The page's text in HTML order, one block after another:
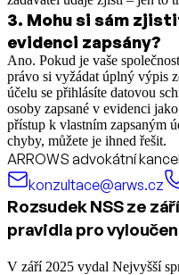
3. Mohu si sám
evidenci zapsány?
Ano. Pokud je vaše
právo si vyžádat úplný výpis
účelu se přihlásíte datovou
osoby zapsané v evidenci
přístup k vlastním zapsaným
chyby, můžete je ihned řešit.
ARROWS advokátní
konzultace@arws.cz
Rozsudek NSS ze
pravidla pro
V září 2025 vydal Nejvyšší